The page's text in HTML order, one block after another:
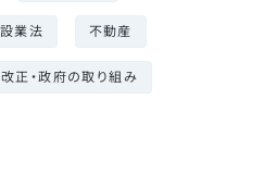
業法 不動産
正・政府の取り組み